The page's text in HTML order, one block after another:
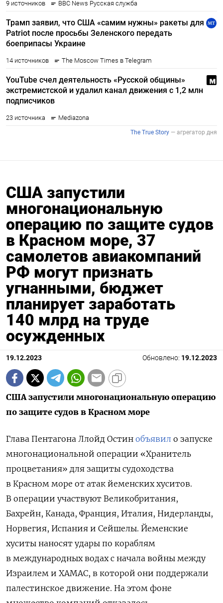
США запустили
многонациональную
операцию по защите судов
в Красном море, 37
самолетов авиакомпаний
РФ могут признать
угнанными, бюджет
планирует заработать
140 млрд на труде
осужденных
19.12.2023 Обновлено: 19.12.2023
США запустили многонациональную операцию
по защите судов в Красном море
Глава Пентагона Ллойд Остин объявил о запуске
многонациональной операции «Хранитель
процветания» для защиты судоходства
в Красном море от атак йеменских хуситов.
В операции участвуют Великобритания,
Бахрейн, Канада, Франция, Италия, Нидерланды,
Норвегия, Испания и Сейшелы. Йеменские
хуситы наносят удары по кораблям
в международных водах с начала войны между
Израилем и ХАМАС, в которой они поддержали
палестинское движение. На этом фоне